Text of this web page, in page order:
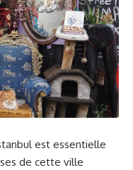
est essentielle
de cette ville